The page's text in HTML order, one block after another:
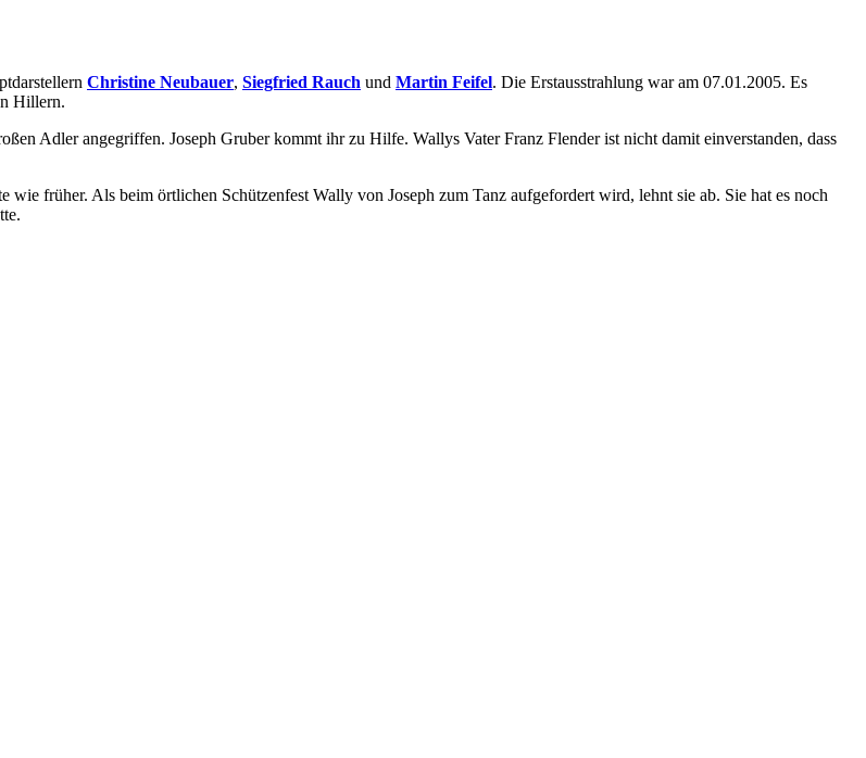
Christine Neubauer, Siegfried Rauch und Martin Feifel. Die Erstausstrahlung war am 07.01.2005. Es
Hillern.
Adler angegriffen. Joseph Gruber kommt ihr zu Hilfe. Wallys Vater Franz Flender ist nicht damit einverstanden, dass
früher. Als beim örtlichen Schützenfest Wally von Joseph zum Tanz aufgefordert wird, lehnt sie ab. Sie hat es noch